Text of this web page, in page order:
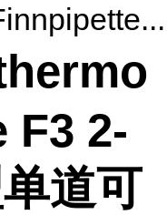
F3 2-
道可